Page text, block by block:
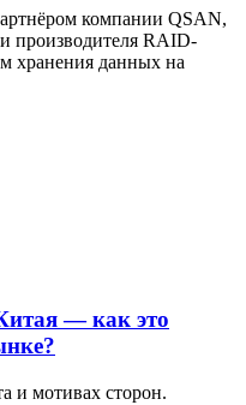
компании QSAN,
производителя RAID-
хранения данных на
— как это
и мотивах сторон.